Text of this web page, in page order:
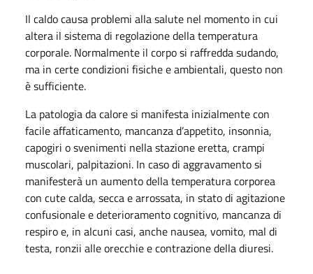
Il caldo causa problemi alla salute nel momento in cui
altera il sistema di regolazione della temperatura
corporale. Normalmente il corpo si raffredda sudando,
ma in certe condizioni fisiche e ambientali, questo non
è sufficiente.
La patologia da calore si manifesta inizialmente con
facile affaticamento, mancanza d’appetito, insonnia,
capogiri o svenimenti nella stazione eretta, crampi
muscolari, palpitazioni. In caso di aggravamento si
manifesterà un aumento della temperatura corporea
con cute calda, secca e arrossata, in stato di agitazione
confusionale e deterioramento cognitivo, mancanza di
respiro e, in alcuni casi, anche nausea, vomito, mal di
testa, ronzii alle orecchie e contrazione della diuresi.